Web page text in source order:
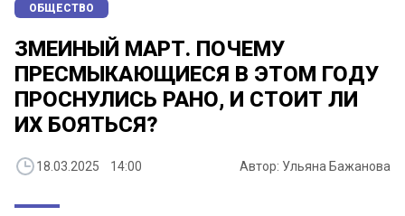
ОБЩЕСТВО
ЗМЕИНЫЙ МАРТ. ПОЧЕМУ
ПРЕСМЫКАЮЩИЕСЯ В ЭТОМ ГОДУ
ПРОСНУЛИСЬ РАНО, И СТОИТ ЛИ
ИХ БОЯТЬСЯ?
18.03.2025 14:00 Автор: Ульяна Бажанова